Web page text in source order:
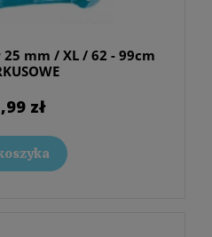
25 mm / XL / 62 - 99cm
zł